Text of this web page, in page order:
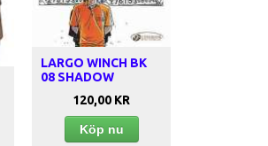
LARGO WINCH BK
08 SHADOW
120,00 KR
Köp nu